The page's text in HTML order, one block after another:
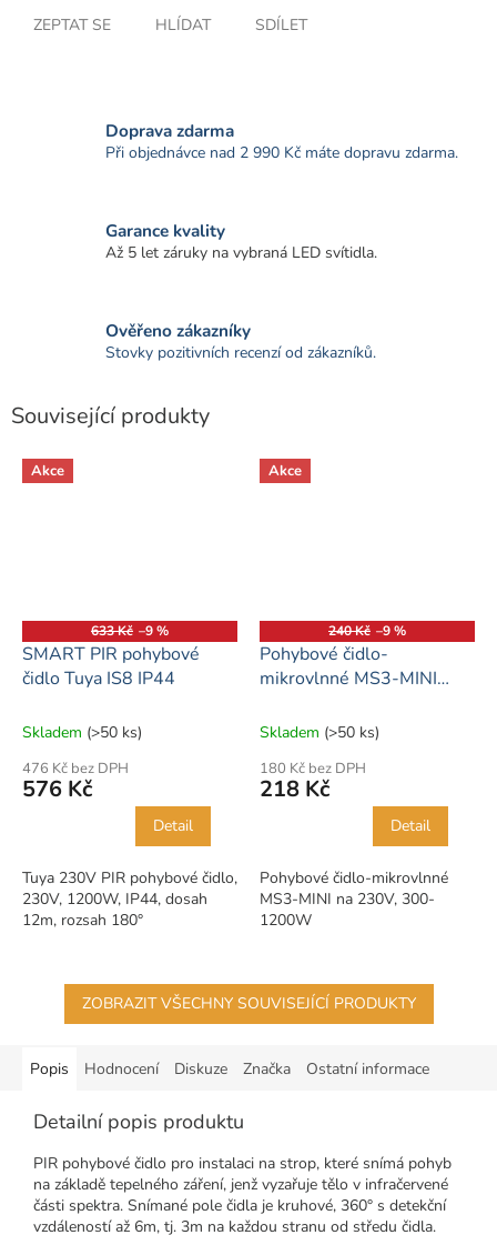
ZEPTAT SE HLÍDAT SDÍLET
Doprava zdarma
Při objednávce nad 2 990 Kč máte dopravu zdarma.
Garance kvality
Až 5 let záruky na vybraná LED svítidla.
Ověřeno zákazníky
Stovky pozitivních recenzí od zákazníků.
Související produkty
Akce
633 Kč –9 %
SMART PIR pohybové
čidlo Tuya IS8 IP44
Skladem (>50 ks)
476 Kč bez DPH
576 Kč
Detail
Tuya 230V PIR pohybové čidlo,
230V, 1200W, IP44, dosah
12m, rozsah 180°
Akce
240 Kč –9 %
Pohybové čidlo-
mikrovlnné MS3-MINI
Skladem (>50 ks)
180 Kč bez DPH
218 Kč
Detail
Pohybové čidlo-mikrovlnné
MS3-MINI na 230V, 300-
1200W
ZOBRAZIT VŠECHNY SOUVISEJÍCÍ PRODUKTY
Popis Hodnocení Diskuze Značka Ostatní informace
Detailní popis produktu
PIR pohybové čidlo pro instalaci na strop, které snímá pohyb
na základě tepelného záření, jenž vyzařuje tělo v infračervené
části spektra. Snímané pole čidla je kruhové, 360° s detekční
vzdáleností až 6m, tj. 3m na každou stranu od středu čidla.